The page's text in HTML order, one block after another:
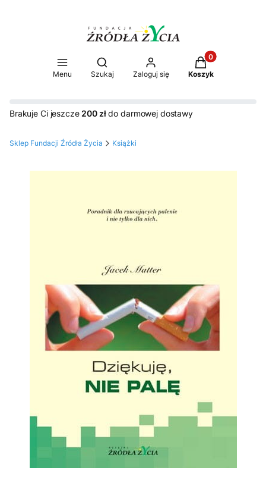
Menu
Otwórz wyszukiwarkę
Szukaj Zaloguj się
Produkty w
Koszyk
Brakuje Ci jeszcze 200 złdo darmowej dostawy
Sklep Fundacji Źródła Życia Książki